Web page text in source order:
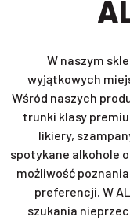
W naszym
wyjątkowych
Wśród naszych
trunki klasy
likiery,
spotykane alkohole
możliwość
preferencji. W
szukania